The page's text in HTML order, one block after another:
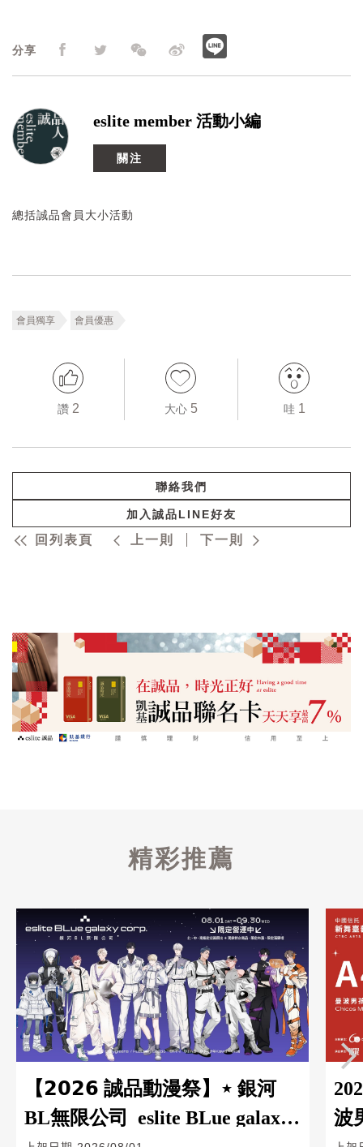
分享
eslite member 活動小編
關注
總括誠品會員大小活動
會員獨享 會員優惠
讚 2 大心 5 哇 1
聯絡我們
加入誠品LINE好友
回列表頁 上一則 下一則
精彩推薦
【𝟮𝟬𝟮𝟲 誠品動漫祭】⋆ 銀河
BL無限公司 eslite BLue galaxy
波